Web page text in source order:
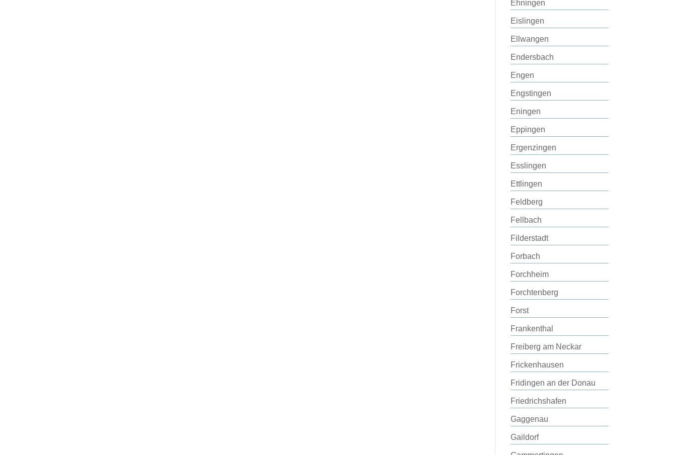
Ehningen
Eislingen
Ellwangen
Endersbach
Engen
Engstingen
Eningen
Eppingen
Ergenzingen
Esslingen
Ettlingen
Feldberg
Fellbach
Filderstadt
Forbach
Forchheim
Forchtenberg
Forst
Frankenthal
Freiberg am Neckar
Frickenhausen
Fridingen an der Donau
Friedrichshafen
Gaggenau
Gaildorf